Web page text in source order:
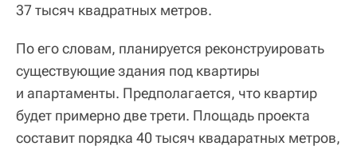
37 тысяч квадратных метров.
По его словам, планируется реконструировать
существующие здания под квартиры
и апартаменты. Предполагается, что квартир
будет примерно две трети. Площадь проекта
составит порядка 40 тысяч квадаратных метров,